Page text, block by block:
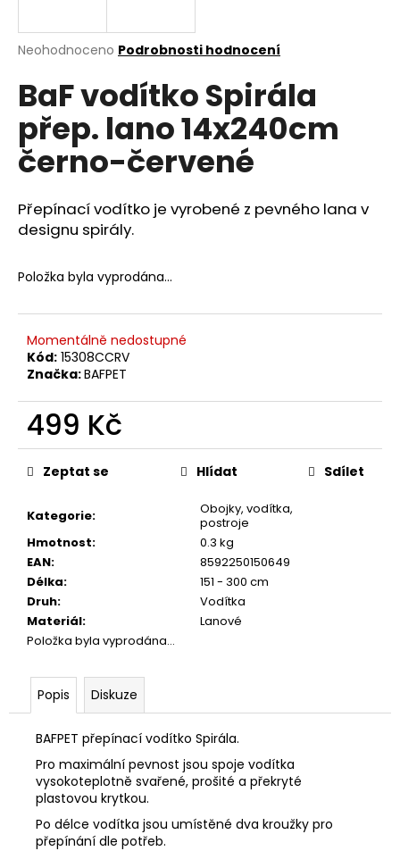
Průměrné
produktu
je
5
hvězdiček.
Neohodnoceno Podrobnosti hodnocení
BaF vodítko Spirála
přep. lano 14x240cm
černo-červené
Přepínací vodítko je vyrobené z pevného lana v
designu spirály.
Položka byla vyprodána…
Momentálně nedostupné
Kód: 15308CCRV
Značka:BAFPET
499 Kč
Měrná
cena:
Kategorie:
Obojky, vodítka,
postroje
Hmotnost:
0.3 kg
EAN:
8592250150649
Délka:
151 - 300 cm
Druh:
Vodítka
Materiál:
Lanové
Položka byla vyprodána…
Zeptat se Hlídat Sdílet
Popis Diskuze
BAFPET přepínací vodítko Spirála.
Pro maximální pevnost jsou spoje vodítka
vysokoteplotně svařené, prošité a překryté
plastovou krytkou.
Po délce vodítka jsou umístěné dva kroužky pro
přepínání dle potřeb.
j
t
?
HLEDAT
D
o
u
č
u
j
e
m
CALIBRA
JOY
DOG
YUMMY
CHICKEN
AND
SALMON
100G
Kč